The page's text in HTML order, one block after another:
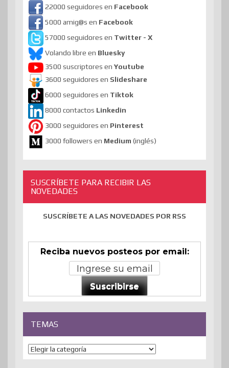
22000 seguidores en Facebook
5000 amig@s en Facebook
57000 seguidores en Twitter - X
Volando libre en Bluesky
3500 suscriptores en Youtube
3600 seguidores en Slideshare
6000 seguidores en Tiktok
8000 contactos Linkedin
3000 seguidores en Pinterest
3000 followers en Medium (inglés)
SUSCRÍBETE PARA RECIBIR LAS
NOVEDADES
SUSCRÍBETE A LAS NOVEDADES POR RSS
Reciba nuevos posteos por email:
Suscribirse
TEMAS
Temas